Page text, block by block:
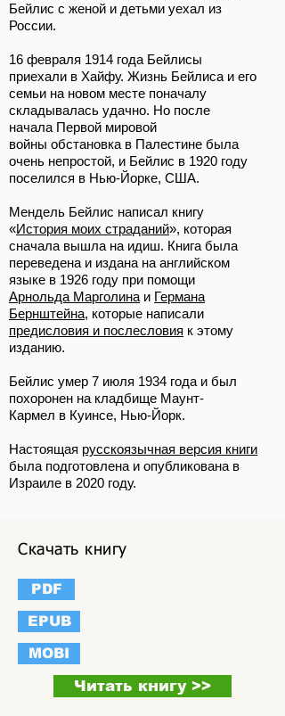
Бейлис с женой и детьми уехал из
России.
16 февраля 1914 года Бейлисы
приехали в Хайфу. Жизнь Бейлиса и его
семьи на новом месте поначалу
складывалась удачно. Но после
начала Первой мировой
войны обстановка в Палестине была
очень непростой, и Бейлис в 1920 году
поселился в Нью-Йорке, США.
Мендель Бейлис написал книгу
«История моих страданий», которая
сначала вышла на идиш. Книга была
переведена и издана на английском
языке в 1926 году при помощи
Арнольда Марголина и Германа
Бернштейна, которые написали
предисловия и послесловия к этому
изданию.
Бейлис умер 7 июля 1934 года и был
похоронен на кладбище Маунт-
Кармел в Куинсе, Нью-Йорк.
Настоящая русскоязычная версия книги
была подготовлена и опубликована в
Израиле в 2020 году.
Скачать книгу
PDF
EPUB
MOBI
Читать книгу >>